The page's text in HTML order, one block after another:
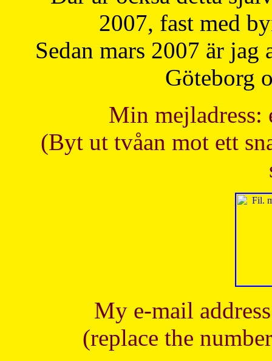
2007, fast med
Sedan mars 2007 är
Göteborg
Min mejladress:
(Byt ut tvåan mot ett
My e-mail
(replace the